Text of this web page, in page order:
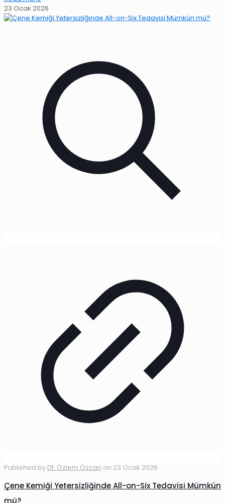
23 Ocak 2026
Published by Dt. Özlem Özcan on 23 Ocak 2026
Çene Kemiği Yetersizliğinde All-on-Six Tedavisi Mümkün